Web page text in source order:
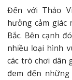
Đến với Thảo
hưởng cảm
Bắc. Bên cạnh
nhiều loại hình
các trò chơi dân
đem đến